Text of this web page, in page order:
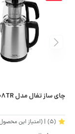
چای ساز تفال مدل BJ5108TR
(5)
| (امتیاز این